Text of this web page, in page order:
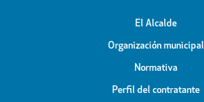
El Alcalde
Organización municipal
Normativa
Perfil del contratante